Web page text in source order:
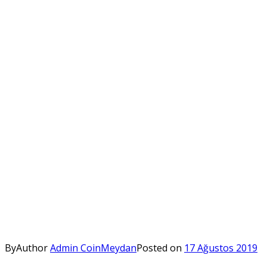
ByAuthorAdmin CoinMeydanPosted on 17 Ağustos 2019